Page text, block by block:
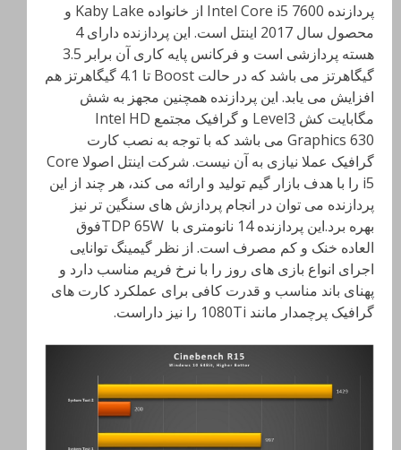
پردازنده Intel Core i5 7600 از خانواده Kaby Lake و
محصول سال 2017 اینتل است. این پردازنده دارای 4
هسته پردازشی است و فرکانس پایه کاری آن برابر 3.5
گیگاهرتز می باشد که در حالت Boost تا 4.1 گیگاهرتز هم
افزایش می یابد. این پردازنده همچنین مجهز به شش
مگابایت کش Level3 و گرافیک مجتمع Intel HD
Graphics 630 می باشد که با توجه به نصب کارت
گرافیک عملا نیازی به آن نیست. شرکت اینتل اصولا Core
i5 را با هدف بازار گیم تولید و ارائه می کند، هر چند از این
پردازنده می توان در انجام پردازش های سنگین تر نیز
بهره برد.این پردازنده 14 نانومتری با TDP 65Wفوق
العاده خنک و کم مصرف است. از نظر گیمینگ توانایی
اجرای انواع بازی های روز را با نرخ فریم مناسب دارد و
پهنای باند مناسب و قدرت کافی برای عملکرد کارت های
گرافیک پرچمدار مانند 1080Ti را نیز داراست.